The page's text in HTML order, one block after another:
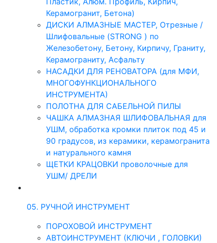
Керамогранит, Бетона)
ДИСКИ АЛМАЗНЫЕ МАСТЕР, Отрезные /
Шлифовальные (STRONG ) по
Железобетону, Бетону, Кирпичу, Граниту,
Керамограниту, Асфальту
НАСАДКИ ДЛЯ РЕНОВАТОРА (для МФИ,
МНОГОФУНКЦИОНАЛЬНОГО
ИНСТРУМЕНТА)
ПОЛОТНА ДЛЯ САБЕЛЬНОЙ ПИЛЫ
ЧАШКА АЛМАЗНАЯ ШЛИФОВАЛЬНАЯ для
УШМ, обработка кромки плиток под 45 и
90 градусов, из керамики, керамогранита
и натурального камня
ЩЕТКИ КРАЦОВКИ проволочные для
УШМ/ ДРЕЛИ
05. РУЧНОЙ ИНСТРУМЕНТ
ПОРОХОВОЙ ИНСТРУМЕНТ
АВТОИНСТРУМЕНТ (КЛЮЧИ , ГОЛОВКИ)